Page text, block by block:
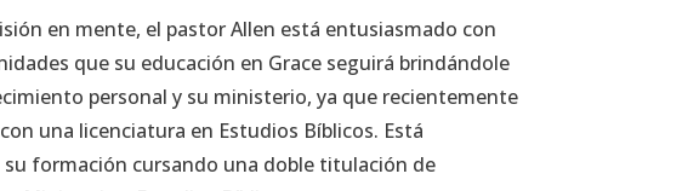
en mente, el pastor Allen está entusiasmado con
que su educación en Grace seguirá brindándole
personal y su ministerio, ya que recientemente
una licenciatura en Estudios Bíblicos. Está
su formación cursando una doble titulación de